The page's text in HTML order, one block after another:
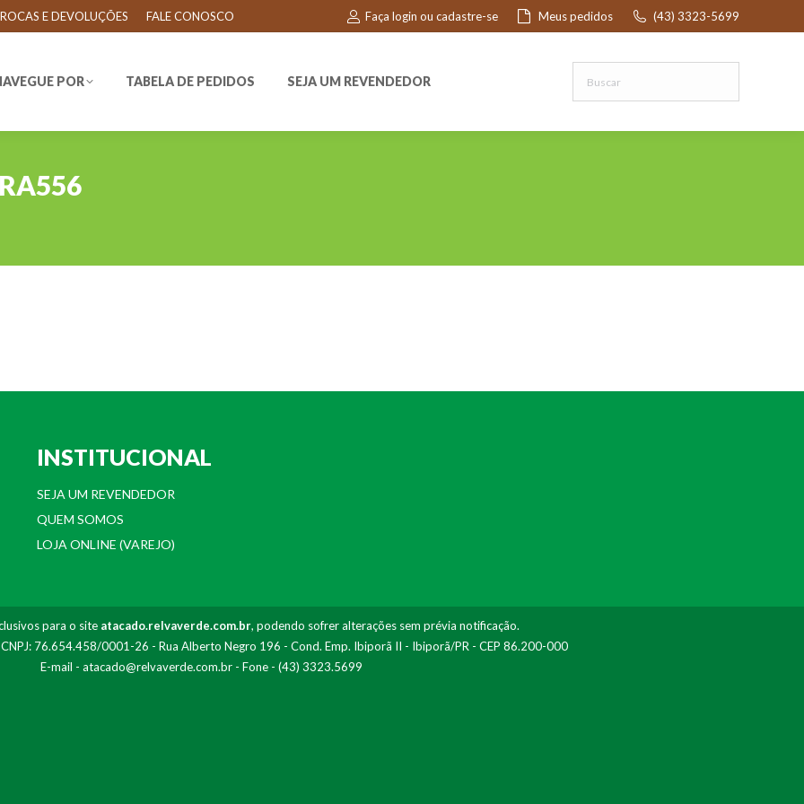
E DEVOLUÇÕES FALE CONOSCO Faça login ou cadastre-se Meus pedidos (43) 3323-5699
POR TABELA DE PEDIDOS SEJA UM REVENDEDOR
INSTITUCIONAL
SEJA UM REVENDEDOR
QUEM SOMOS
LOJA ONLINE (VAREJO)
para o site atacado.relvaverde.com.br, podendo sofrer alterações sem prévia notificação.
CNPJ: 76.654.458/0001-26 - Rua Alberto Negro 196 - Cond. Emp. Ibiporã II - Ibiporã/PR - CEP 86.200-000
E-mail - atacado@relvaverde.com.br- Fone - (43) 3323.5699
POR TABELA DE PEDIDOS SEJA UM REVENDEDOR